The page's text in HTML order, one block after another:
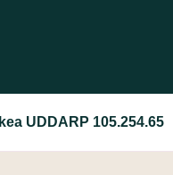
Ikea UDDARP 105.254.65